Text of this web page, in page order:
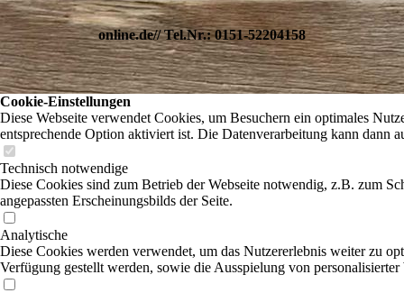
online.de// Tel.Nr.: 0151-52204158
Cookie-Einstellungen
Diese Webseite verwendet Cookies, um Besuchern ein optimales
entsprechende Option aktiviert ist. Die Datenverarbeitung kann dann
Technisch notwendige
Diese Cookies sind zum Betrieb der Webseite notwendig, z.B. zum
angepassten Erscheinungsbilds der Seite.
Analytische
Diese Cookies werden verwendet, um das Nutzererlebnis weiter zu
Verfügung gestellt werden, sowie die Ausspielung von